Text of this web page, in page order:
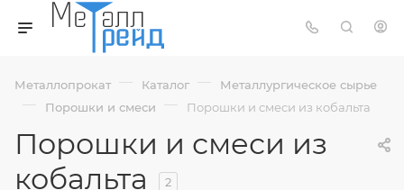
Металлопрокат — Каталог — Металлургическое сырье
— Порошки и смеси — Порошки и смеси из кобальта
Порошки и смеси из
кобальта
2